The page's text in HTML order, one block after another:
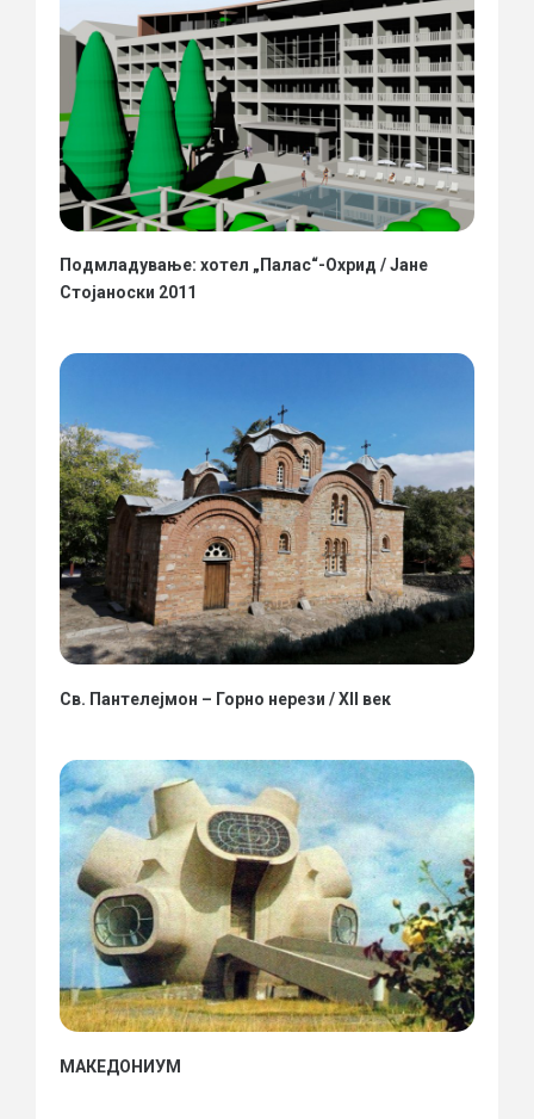
Подмладување: хотел „Палас“-Охрид / Јане
Стојаноски 2011
Св. Пантелејмон – Горно нерези / XII век
МАКЕДОНИУМ